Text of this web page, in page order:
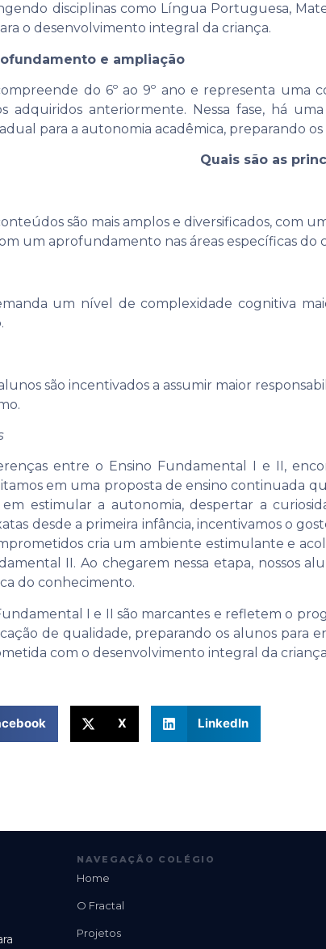
disciplinas como Língua Portuguesa,
o desenvolvimento integral da criança.
e ampliação
do 6º ao 9º ano e representa
adquiridos anteriormente. Nessa fase, há
para a autonomia acadêmica, preparando os
Quais são as
são mais amplos e diversificados, com
um aprofundamento nas áreas específicas do
um nível de complexidade cognitiva
são incentivados a assumir maior
entre o Ensino Fundamental I e II,
em uma proposta de ensino continuada
em estimular a autonomia, despertar a
desde a primeira infância, incentivamos o
cria um ambiente estimulante e
II. Ao chegarem nessa etapa, nossos
do conhecimento.
I e II são marcantes e refletem o
de qualidade, preparando os alunos para
com o desenvolvimento integral da
X LinkedIn
NAVEGAÇÃO COLÉGIO
Home
O Fractal
Projetos